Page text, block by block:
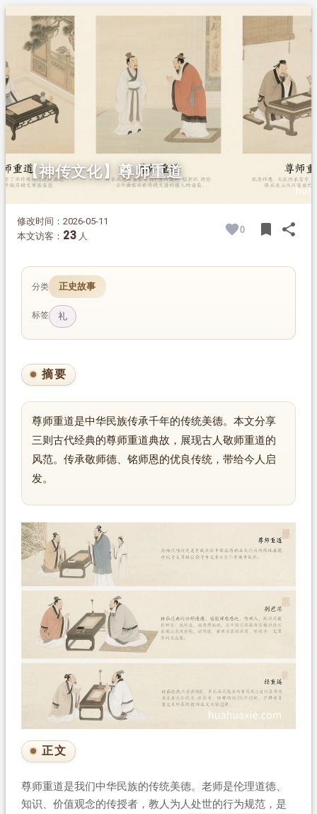
1.摘要
正文
2.1. 尹喜拜师
2.2.孔子弟子尊师
2.3.
【神传文化】尊师重道
修改时间：2026-05-11
本文访客： 23 人
0 bookmark share
分类 正史故事
标签 礼
摘要
尊师重道是中华民族传承千年的传统美德。本文分享
三则古代经典的尊师重道典故，展现古人敬师重道的
风范。传承敬师德、铭师恩的优良传统，带给今人启
发。
正文
尊师重道是我们中华民族的传统美德。老师是伦理道德、
知识、价值观念的传授者，教人为人处世的行为规范，是